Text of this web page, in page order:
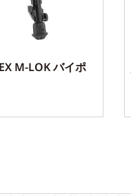
M-LOK バイポ